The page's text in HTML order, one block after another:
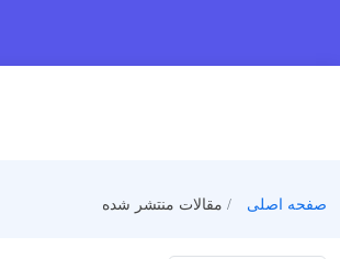
صفحه اصلی مقالات منتشر شده